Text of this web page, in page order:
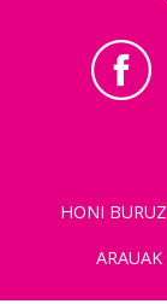
HONI BURUZ
ARAUAK